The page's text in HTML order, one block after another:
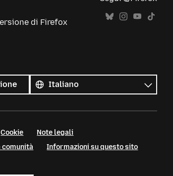
di Firefox
le
lingue
Lingua
Cookie
Note legali
comunità
Informazioni su questo sito